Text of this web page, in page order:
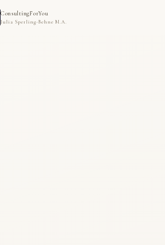
ConsultingForYou
Julia Sperling-Behne M.A.